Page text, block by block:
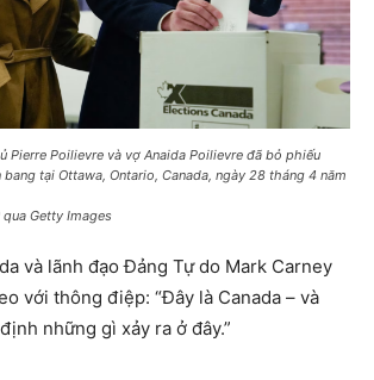
Pierre Poilievre và vợ Anaida Poilievre đã bỏ phiếu
tại Ottawa, Ontario, Canada, ngày 28 tháng 4 năm
Getty Images
và lãnh đạo Đảng Tự do Mark Carney
với thông điệp: “Đây là Canada – và
những gì xảy ra ở đây.”